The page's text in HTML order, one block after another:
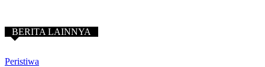
BERITA LAINNYA
Peristiwa